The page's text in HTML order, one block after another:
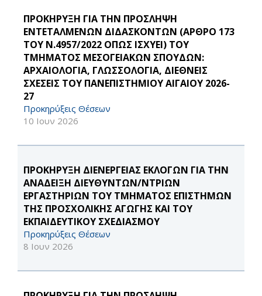
ΠΡΟΚΗΡΥΞΗ ΓΙΑ ΤΗΝ ΠΡΟΣΛΗΨΗ
ΕΝΤΕΤΑΛΜΕΝΩΝ ΔΙΔΑΣΚΟΝΤΩΝ (ΑΡΘΡΟ 173
ΤΟΥ Ν.4957/2022 ΟΠΩΣ ΙΣΧΥΕΙ) ΤΟΥ
ΤΜΗΜΑΤΟΣ ΜΕΣΟΓΕΙΑΚΩΝ ΣΠΟΥΔΩΝ:
ΑΡΧΑΙΟΛΟΓΙΑ, ΓΛΩΣΣΟΛΟΓΙΑ, ΔΙΕΘΝΕΙΣ
ΣΧΕΣΕΙΣ ΤΟΥ ΠΑΝΕΠΙΣΤΗΜΙΟΥ ΑΙΓΑΙΟΥ 2026-
27
Προκηρύξεις Θέσεων
10 Ιουν 2026
ΠΡΟΚΗΡΥΞΗ ΔΙΕΝΕΡΓΕΙΑΣ ΕΚΛΟΓΩΝ ΓΙΑ ΤΗΝ
ΑΝΑΔΕΙΞΗ ΔΙΕΥΘΥΝΤΩΝ/ΝΤΡΙΩΝ
ΕΡΓΑΣΤΗΡΙΩΝ ΤΟΥ ΤΜΗΜΑΤΟΣ ΕΠΙΣΤΗΜΩΝ
ΤΗΣ ΠΡΟΣΧΟΛΙΚΗΣ ΑΓΩΓΗΣ ΚΑΙ ΤΟΥ
ΕΚΠΑΙΔΕΥΤΙΚΟΥ ΣΧΕΔΙΑΣΜΟΥ
Προκηρύξεις Θέσεων
8 Ιουν 2026